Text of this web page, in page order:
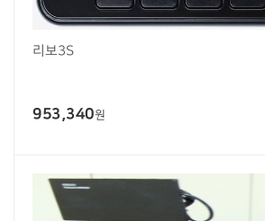
리보3S
953,340원